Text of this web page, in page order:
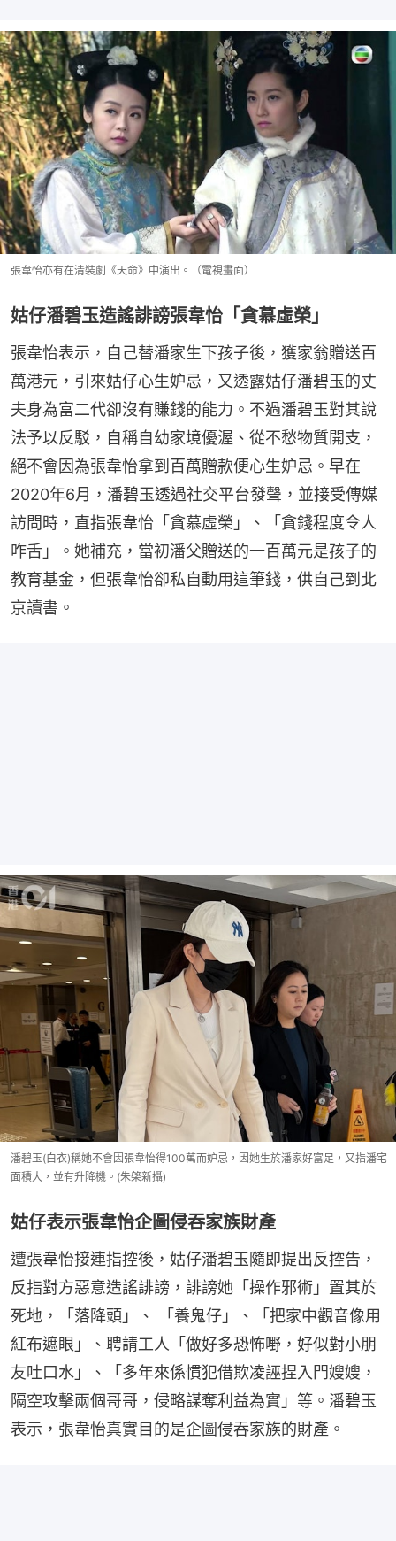
張韋怡亦有在清裝劇《天命》中演出。（電視畫面）
姑仔潘碧玉造謠誹謗張韋怡「貪慕虛榮」
張韋怡表示，自己替潘家生下孩子後，獲家翁贈送百
萬港元，引來姑仔心生妒忌，又透露姑仔潘碧玉的丈
夫身為富二代卻沒有賺錢的能力。不過潘碧玉對其說
法予以反駁，自稱自幼家境優渥、從不愁物質開支，
絕不會因為張韋怡拿到百萬贈款便心生妒忌。早在
2020年6月，潘碧玉透過社交平台發聲，並接受傳媒
訪問時，直指張韋怡「貪慕虛榮」、「貪錢程度令人
咋舌」。她補充，當初潘父贈送的一百萬元是孩子的
教育基金，但張韋怡卻私自動用這筆錢，供自己到北
京讀書。
潘碧玉(白衣)稱她不會因張韋怡得100萬而妒忌，因她生於潘家好富足，又指潘宅
面積大，並有升降機。(朱棨新攝)
姑仔表示張韋怡企圖侵吞家族財產
遭張韋怡接連指控後，姑仔潘碧玉隨即提出反控告，
反指對方惡意造謠誹謗，誹謗她「操作邪術」置其於
死地，「落降頭」、 「養鬼仔」、「把家中觀音像用
紅布遮眼」、聘請工人「做好多恐怖嘢，好似對小朋
友吐口水」、「多年來係慣犯借欺凌誣捏入門嫂嫂，
隔空攻擊兩個哥哥，侵略謀奪利益為實」等。潘碧玉
表示，張韋怡真實目的是企圖侵吞家族的財產。